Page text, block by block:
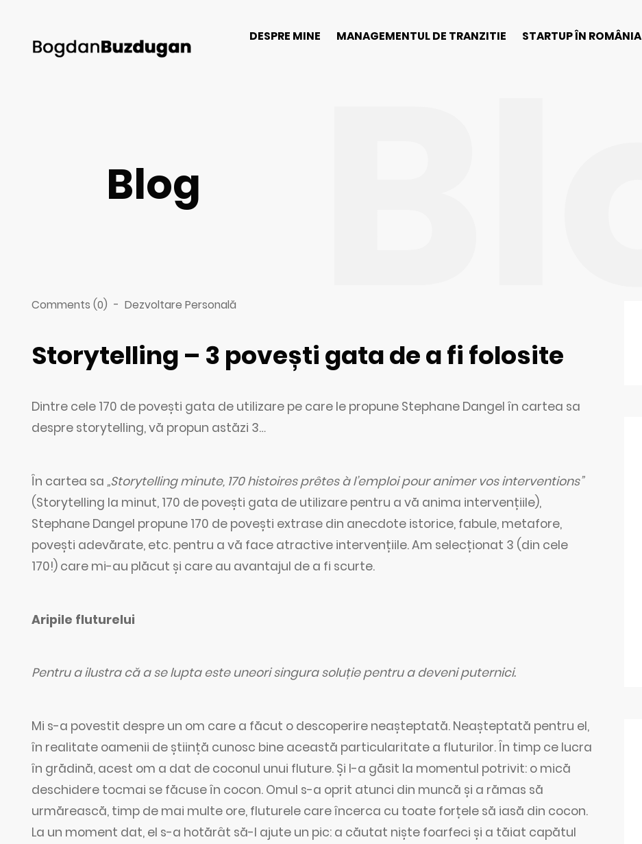
DESPRE MINE MANAGEMENTUL DE TRANZITIE STARTUP ÎN ROMÂNIA
Blog
Comments (0) - Dezvoltare Personală
Storytelling – 3 povești gata de a fi folosite
Dintre cele 170 de povești gata de utilizare pe care le propune Stephane Dangel în cartea sa
despre storytelling, vă propun astăzi 3…
În cartea sa„Storytelling minute, 170 histoires prêtes à l’emploi pour animer vos interventions”
(Storytelling la minut, 170 de povești gata de utilizare pentru a vă anima intervențiile),
Stephane Dangel propune 170 de povești extrase din anecdote istorice, fabule, metafore,
povești adevărate, etc. pentru a vă face atractive intervențiile. Am selecționat 3 (din cele
170!) care mi-au plăcut și care au avantajul de a fi scurte.
Aripile fluturelui
Pentru a ilustra că a se lupta este uneori singura soluție pentru a deveni puternici.
Mi s-a povestit despre un om care a făcut o descoperire neașteptată. Neașteptată pentru el,
în realitate oamenii de știință cunosc bine această particularitate a fluturilor. În timp ce lucra
în grădină, acest om a dat de coconul unui fluture. Și l-a găsit la momentul potrivit: o mică
deschidere tocmai se făcuse în cocon. Omul s-a oprit atunci din muncă și a rămas să
urmărească, timp de mai multe ore, fluturele care încerca cu toate forțele să iasă din cocon.
La un moment dat, el s-a hotărât să-l ajute un pic: a căutat niște foarfeci și a tăiat capătul